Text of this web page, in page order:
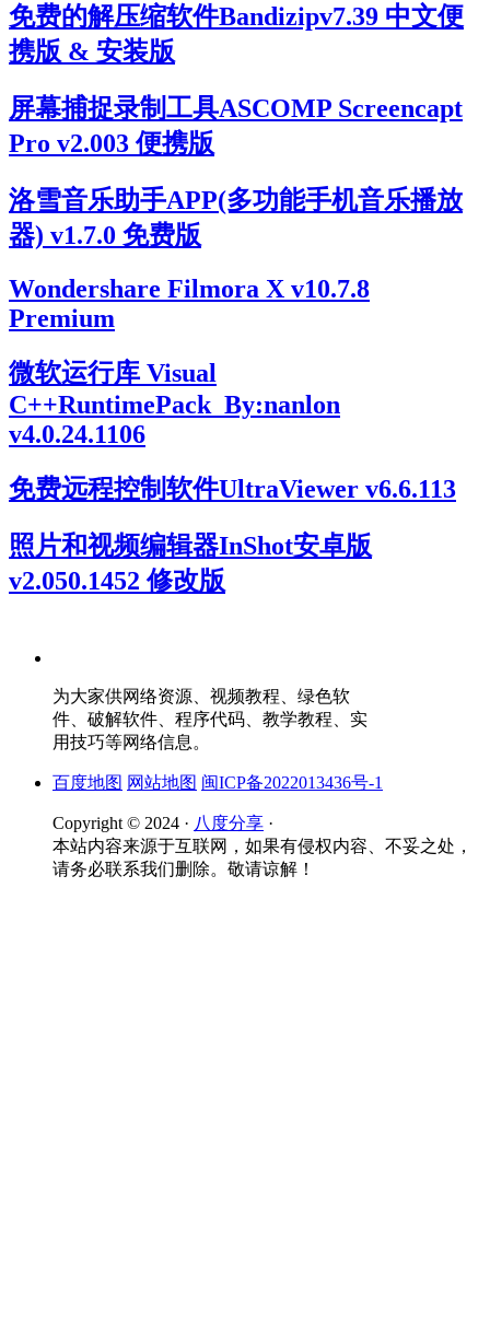
免费的解压缩软件Bandizipv7.39 中文便
携版 & 安装版
屏幕捕捉录制工具ASCOMP Screencapt
Pro v2.003 便携版
洛雪音乐助手APP(多功能手机音乐播放
器) v1.7.0 免费版
Wondershare Filmora X v10.7.8
Premium
微软运行库 Visual
C++RuntimePack_By:nanlon
v4.0.24.1106
免费远程控制软件UltraViewer v6.6.113
照片和视频编辑器InShot安卓版
v2.050.1452 修改版
为大家供网络资源、视频教程、绿色软
件、破解软件、程序代码、教学教程、实
用技巧等网络信息。
百度地图 网站地图 闽ICP备2022013436号-1
Copyright © 2024 · 八度分享 ·
本站内容来源于互联网，如果有侵权内容、不妥之处，
请务必联系我们删除。敬请谅解！